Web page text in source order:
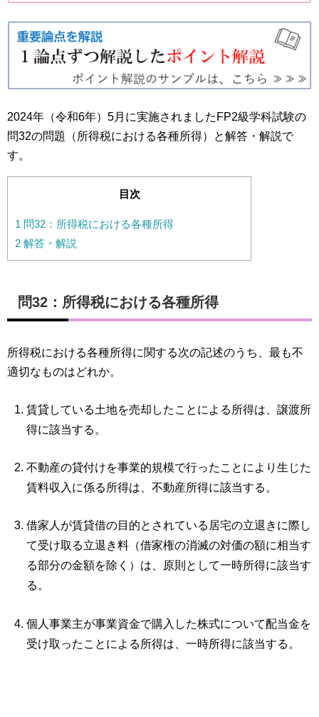
2024年（令和6年）5月に実施されましたFP2級学科試験の
問32の問題（所得税における各種所得）と解答・解説で
す。
目次
1 問32：所得税における各種所得
2 解答・解説
問32：所得税における各種所得
所得税における各種所得に関する次の記述のうち、最も不
適切なものはどれか。
賃貸している土地を売却したことによる所得は、譲渡所
得に該当する。
不動産の貸付けを事業的規模で行ったことにより生じた
賃料収入に係る所得は、不動産所得に該当する。
借家人が賃貸借の目的とされている居宅の立退きに際し
て受け取る立退き料（借家権の消滅の対価の額に相当す
る部分の金額を除く）は、原則として一時所得に該当す
る。
個人事業主が事業資金で購入した株式について配当金を
受け取ったことによる所得は、一時所得に該当する。